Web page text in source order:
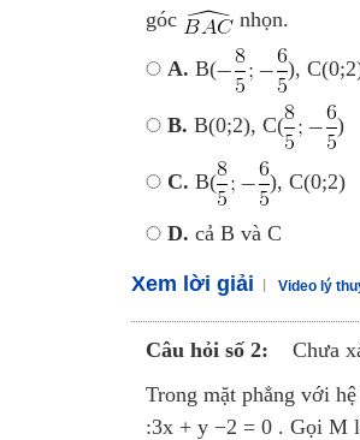
góc
nhọn.
A. B( ),
B. B(0;2), C( )
C. B( ), C(0;2)
D. cả B và C
Xem lời giải Video lý
Câu hỏi số 2:
Chưa
Trong mặt phẳng với
:3x + y −2 = 0 . Gọi M